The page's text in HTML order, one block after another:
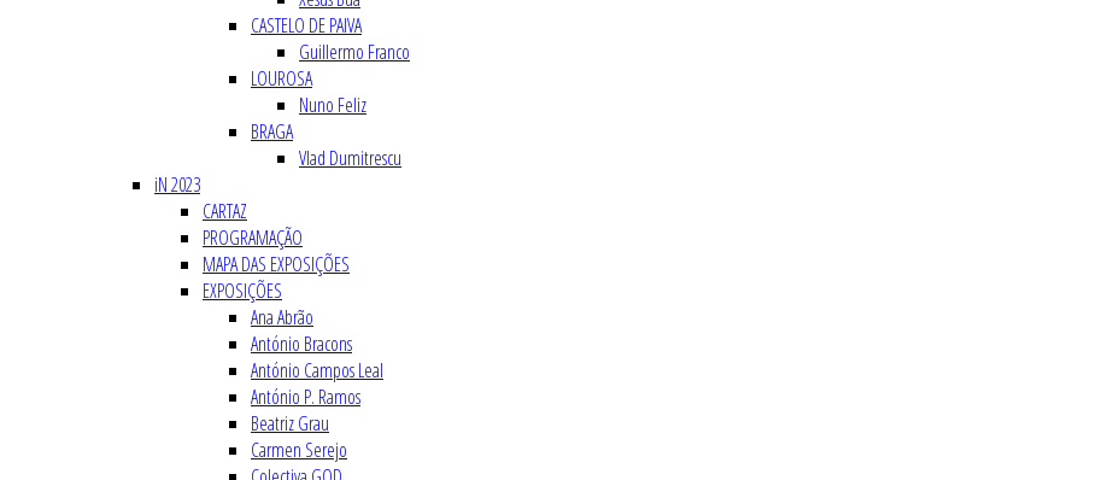
CASTELO DE PAIVA
Guillermo Franco
LOUROSA
Nuno Feliz
BRAGA
Vlad Dumitrescu
iN 2023
CARTAZ
PROGRAMAÇÃO
MAPA DAS EXPOSIÇÕES
EXPOSIÇÕES
Ana Abrão
António Bracons
António Campos Leal
António P. Ramos
Beatriz Grau
Carmen Serejo